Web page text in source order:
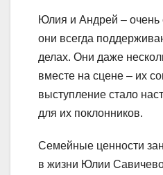
Юлия и Андрей – очень
они всегда
делах. Они даже
вместе на сцене – их
выступление стало
для их поклонников.
Семейные ценности
в жизни Юлии